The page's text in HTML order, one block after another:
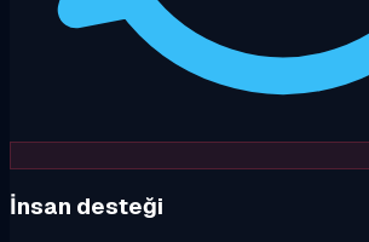
İnsan desteği